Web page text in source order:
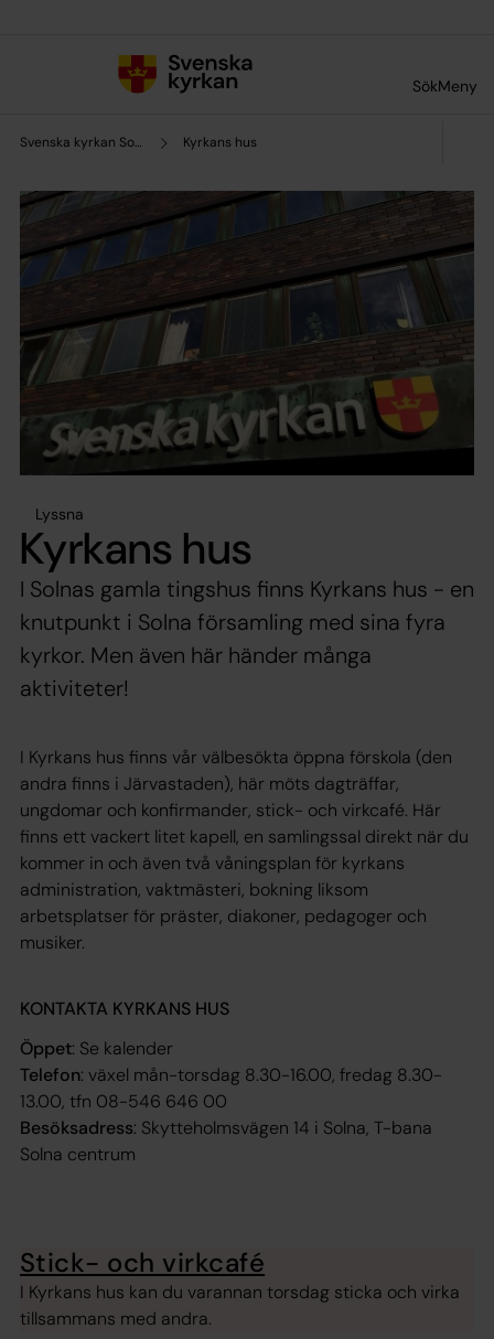
SökMeny
Svenska kyrkan Solna Kyrkans hus
Lyssna
Kyrkans hus
I Solnas gamla tingshus finns Kyrkans hus - en
knutpunkt i Solna församling med sina fyra
kyrkor. Men även här händer många
aktiviteter!
I Kyrkans hus finns vår välbesökta öppna förskola (den
andra finns i Järvastaden), här möts dagträffar,
ungdomar och konfirmander, stick- och virkcafé. Här
finns ett vackert litet kapell, en samlingssal direkt när du
kommer in och även två våningsplan för kyrkans
administration, vaktmästeri, bokning liksom
arbetsplatser för präster, diakoner, pedagoger och
musiker.
KONTAKTA KYRKANS HUS
Öppet: Se kalender
Telefon: växel mån-torsdag 8.30-16.00, fredag 8.30-
13.00, tfn 08-546 646 00
Besöksadress: Skytteholmsvägen 14 i Solna, T-bana
Solna centrum
Stick- och virkcafé
I Kyrkans hus kan du varannan torsdag sticka och virka
tillsammans med andra.